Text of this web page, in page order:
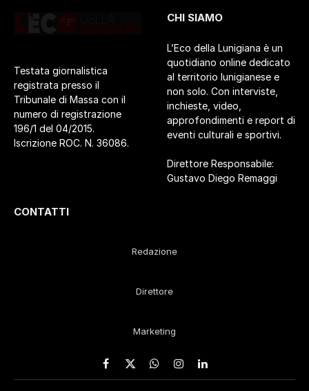
Testata giornalistica
registrata presso il
Tribunale di Massa con il
numero di registrazione
196/1 del 04/2015.
Iscrizione ROC. N. 36086.
CHI SIAMO
L’Eco della Lunigiana è un
quotidiano online dedicato
al territorio lunigianese e
non solo. Con interviste,
inchieste, video,
approfondimenti e report di
eventi culturali e sportivi.
Direttore Responsabile:
Gustavo Diego Remaggi
CONTATTI
Redazione
Direttore
Marketing
Facebook
X
WhatsApp
Instagram
LinkedIn